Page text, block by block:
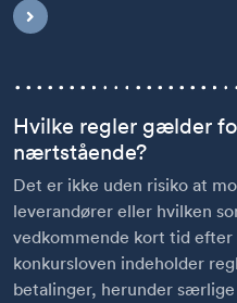
Hvilke regler gælder
nærtstående?
Det er ikke uden risiko at
leverandører eller hvilken
vedkommende kort tid efter
konkursloven indeholder
betalinger, herunder